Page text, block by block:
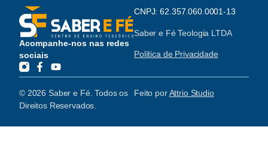
Acompanhe-nos nas redes
sociais
CNPJ: 62.357.060.0001-13
Saber e Fé Teologia LTDA
Política de Privacidade
© 2026 Saber e Fé. Todos os
Direitos Reservados.
Feito porAttrio Studio